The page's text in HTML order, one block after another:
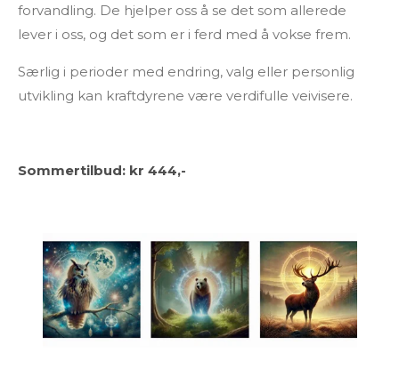
forvandling. De hjelper oss å se det som allerede
lever i oss, og det som er i ferd med å vokse frem.
Særlig i perioder med endring, valg eller personlig
utvikling kan kraftdyrene være verdifulle veivisere.
Sommertilbud: kr 444,-